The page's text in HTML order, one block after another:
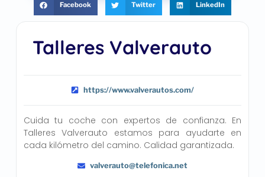
Talleres Valverauto
https://www.valverautos.com/
Cuida tu coche con expertos de confianza. En
Talleres Valverauto estamos para ayudarte en
cada kilómetro del camino. Calidad garantizada.
valverauto@telefonica.net
Facebook Twitter LinkedIn